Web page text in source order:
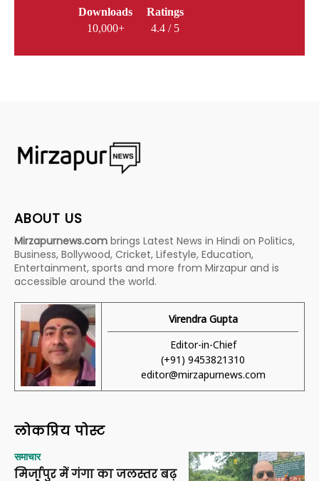
Downloads
10,000+
Ratings
4.4 / 5
ABOUT US
Mirzapurnews.com brings Latest News in Hindi on Politics,
Business, Bollywood, Cricket, Lifestyle, Education,
Entertainment, sports and more from Mirzapur and is
accessible around the world.
Virendra Gupta
Editor-in-Chief
(+91) 9453821310
editor@mirzapurnews.com
लोकप्रिय पोस्ट
समाचार
मिर्जापुर में गंगा का जलस्तर बढ़